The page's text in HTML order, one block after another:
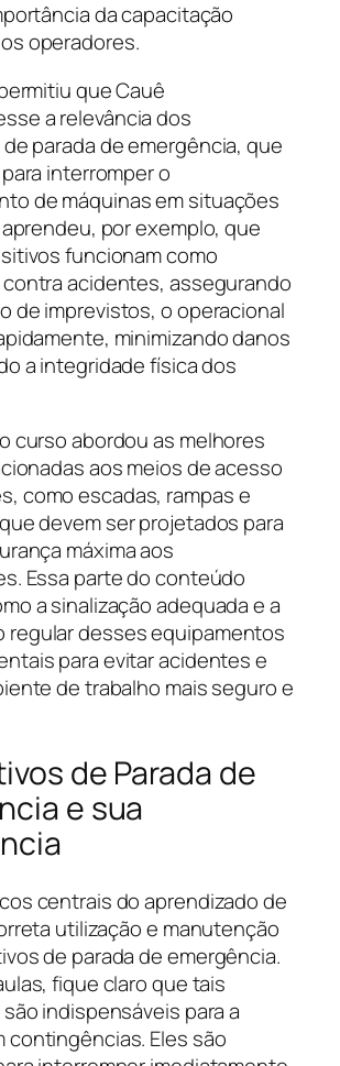
da capacitação
operadores.
que Cauê
a relevância dos
parada de emergência, que
interromper o
de máquinas em situações
por exemplo, que
funcionam como
contra acidentes, assegurando
de imprevistos, o operacional
minimizando danos
a integridade física dos
curso abordou as melhores
aos meios de acesso
como escadas, rampas e
devem ser projetados para
máxima aos
Essa parte do conteúdo
a sinalização adequada e a
regular desses equipamentos
para evitar acidentes e
de trabalho mais seguro e
de Parada de
e sua
centrais do aprendizado de
utilização e manutenção
de parada de emergência.
fique claro que tais
indispensáveis para a
contingências. Eles são